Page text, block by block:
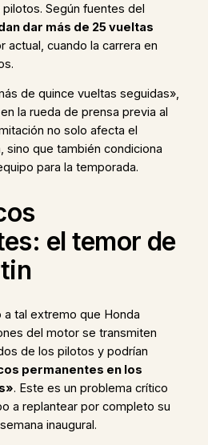
Según fuentes del
dar más de 25 vueltas
actual, cuando la carrera en
de quince vueltas seguidas»,
la rueda de prensa previa al
no solo afecta el
sino que también condiciona
para la temporada.
el temor de
a tal extremo que Honda
del motor se transmiten
de los pilotos y podrían
permanentes en los
. Este es un problema crítico
a replantear por completo su
inaugural.